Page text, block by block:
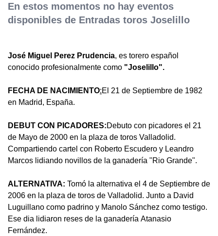
En estos momentos no hay eventos
disponibles de Entradas toros Joselillo
José Miguel Perez Prudencia, es torero español
conocido profesionalmente como "Joselillo".
FECHA DE NACIMIENTO:El 21 de Septiembre de 1982
en Madrid, España.
DEBUT CON PICADORES:Debuto con picadores el 21
de Mayo de 2000 en la plaza de toros Valladolid.
Compartiendo cartel con Roberto Escudero y Leandro
Marcos lidiando novillos de la ganadería "Rio Grande".
ALTERNATIVA: Tomó la alternativa el 4 de Septiembre de
2006 en la plaza de toros de Valladolid. Junto a David
Luguillano como padrino y Manolo Sánchez como testigo.
Ese dia lidiaron reses de la ganadería Atanasio
Fernández.